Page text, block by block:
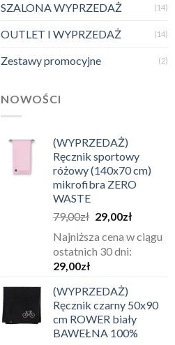
SZALONA WYPRZEDAŻ (14)
OUTLET I WYPRZEDAŻ (14)
Zestawy promocyjne (2)
NOWOŚCI
(WYPRZEDAŻ)
Ręcznik sportowy
różowy (140x70 cm)
mikrofibra ZERO
WASTE
79,00zł Pierwotna
wynosiła:
79,00zł.
29,00złAktualna
cena
wynosi:
29,00zł.
Najniższa cena w ciągu
ostatnich 30 dni:
29,00zł
(WYPRZEDAŻ)
Ręcznik czarny 50x90
cm ROWER biały
BAWEŁNA 100%